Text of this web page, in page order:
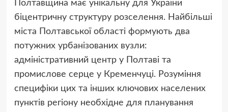
Полтавщина має унікальну для України
біцентричну структуру розселення. Найбільші
міста Полтавської області формують два
потужних урбанізованих вузли:
адміністративний центр у Полтаві та
промислове серце у Кременчуці. Розуміння
специфіки цих та інших ключових населених
пунктів регіону необхідне для планування